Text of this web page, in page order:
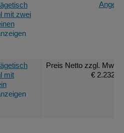
mit zwei
mit
Preis Netto zzgl. MwSt.
€